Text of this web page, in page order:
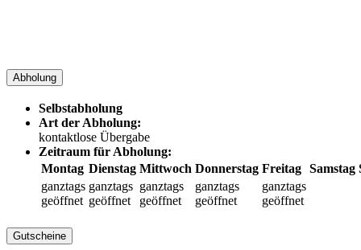
Abholung
Selbstabholung
Art der Abholung:
kontaktlose Übergabe
Zeitraum für Abholung:
Montag Dienstag Mittwoch Donnerstag Freitag Samstag
ganztags
geöffnet
ganztags
geöffnet
ganztags
geöffnet
ganztags
geöffnet
ganztags
geöffnet
Gutscheine